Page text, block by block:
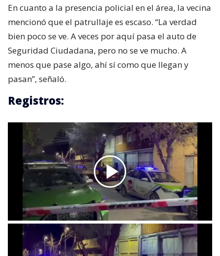
En cuanto a la presencia policial en el área, la vecina
mencionó que el patrullaje es escaso. “La verdad
bien poco se ve. A veces por aquí pasa el auto de
Seguridad Ciudadana, pero no se ve mucho. A
menos que pase algo, ahí sí como que llegan y
pasan”, señaló.
Registros: